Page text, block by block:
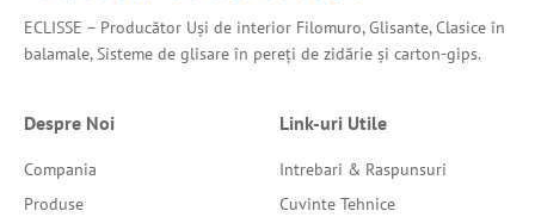
ECLISSE – Producător Uși de interior Filomuro, Glisante, Clasice în
balamale, Sisteme de glisare în pereți de zidărie și carton-gips.
Despre Noi
Compania
Produse
Link-uri Utile
Intrebari & Raspunsuri
Cuvinte Tehnice